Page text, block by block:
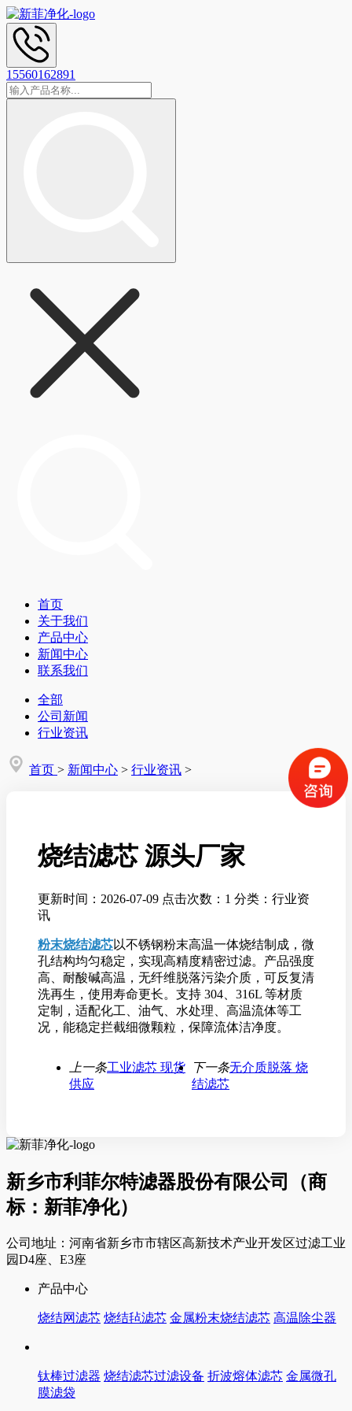
15560162891
首页
关于我们
产品中心
新闻中心
联系我们
全部
公司新闻
行业资讯
首页 > 新闻中心 > 行业资讯 >
烧结滤芯 源头厂家
更新时间：2026-07-09 点击次数：1 分类：行业资
讯
粉末烧结滤芯以不锈钢粉末高温一体烧结制成，微
孔结构均匀稳定，实现高精度精密过滤。产品强度
高、耐酸碱高温，无纤维脱落污染介质，可反复清
洗再生，使用寿命更长。支持 304、316L 等材质
定制，适配化工、油气、水处理、高温流体等工
况，能稳定拦截细微颗粒，保障流体洁净度。
上一条工业滤芯 现货
供应
下一条无介质脱落 烧
结滤芯
新乡市利菲尔特滤器股份有限公司（商
标：新菲净化）
公司地址：河南省新乡市市辖区高新技术产业开发区过滤工业
园D4座、E3座
产品中心
烧结网滤芯 烧结毡滤芯 金属粉末烧结滤芯 高温除尘器
钛棒过滤器 烧结滤芯过滤设备 折波熔体滤芯 金属微孔
膜滤袋